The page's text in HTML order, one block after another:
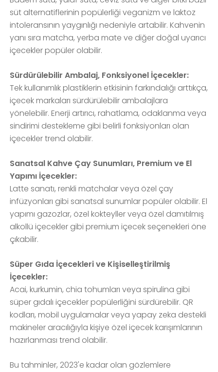
süt alternatiflerinin popülerliği veganizm ve laktoz
intoleransının yaygınlığı nedeniyle artabilir. Kahvenin
yanı sıra matcha, yerba mate ve diğer doğal uyarıcı
içecekler popüler olabilir.
Sürdürülebilir Ambalaj, Fonksiyonel İçecekler:
Tek kullanımlık plastiklerin etkisinin farkındalığı arttıkça,
içecek markaları sürdürülebilir ambalajlara
yönelebilir. Enerji artırıcı, rahatlama, odaklanma veya
sindirimi destekleme gibi belirli fonksiyonları olan
içecekler trend olabilir.
Sanatsal Kahve Çay Sunumları, Premium ve El
Yapımı İçecekler:
Latte sanatı, renkli matchalar veya özel çay
infüzyonları gibi sanatsal sunumlar popüler olabilir. El
yapımı gazozlar, özel kokteyller veya özel damıtılmış
alkollü içecekler gibi premium içecek seçenekleri öne
çıkabilir.
Süper Gıda İçecekleri ve Kişiselleştirilmiş
İçecekler:
Acai, kurkumin, chia tohumları veya spirulina gibi
süper gıdalı içecekler popülerliğini sürdürebilir. QR
kodları, mobil uygulamalar veya yapay zeka destekli
makineler aracılığıyla kişiye özel içecek karışımlarının
hazırlanması trend olabilir.
Bu tahminler, 2023'e kadar olan gözlemlere